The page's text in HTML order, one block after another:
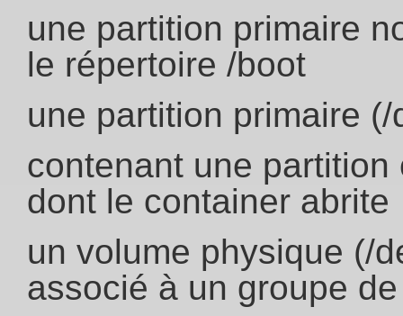
une partition primaire
le répertoire /boot
une partition primaire
contenant une
dont le container abrite
un volume physique (/
associé à un groupe